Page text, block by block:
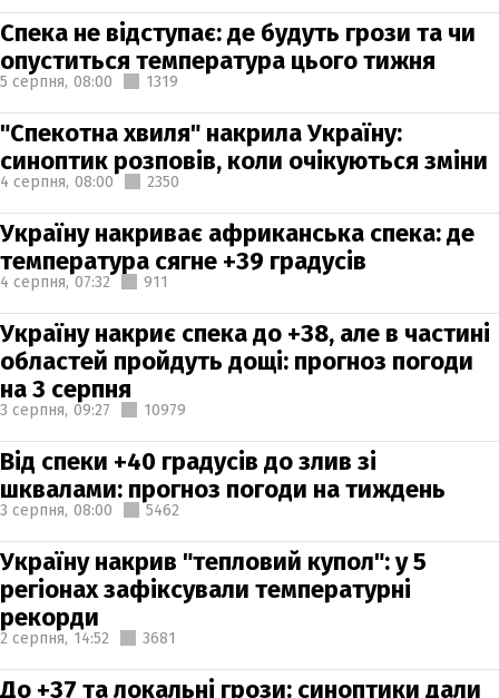
Спека не відступає: де будуть грози та чи
опуститься температура цього тижня
5 серпня, 08:00 1319
"Спекотна хвиля" накрила Україну:
синоптик розповів, коли очікуються зміни
4 серпня, 08:00 2350
Україну накриває африканська спека: де
температура сягне +39 градусів
4 серпня, 07:32 911
Україну накриє спека до +38, але в частині
областей пройдуть дощі: прогноз погоди
на 3 серпня
3 серпня, 09:27 10979
Від спеки +40 градусів до злив зі
шквалами: прогноз погоди на тиждень
3 серпня, 08:00 5462
Україну накрив "тепловий купол": у 5
регіонах зафіксували температурні
рекорди
2 серпня, 14:52 3681
До +37 та локальні грози: синоптики дали